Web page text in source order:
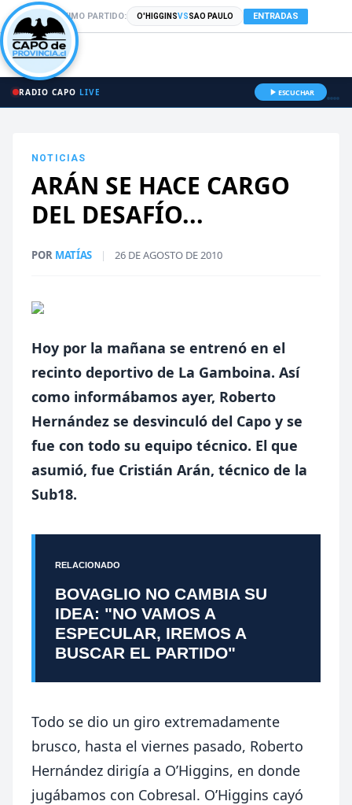
PRÓXIMO PARTIDO: O'HIGGINSVSSAO PAULO ENTRADAS
RADIO CAPO LIVE ESCUCHAR
NOTICIAS
ARÁN SE HACE CARGO
DEL DESAFÍO...
POR MATÍAS | 26 DE AGOSTO DE 2010
Hoy por la mañana se entrenó en el
recinto deportivo de La Gamboina. Así
como informábamos ayer, Roberto
Hernández se desvinculó del Capo y se
fue con todo su equipo técnico. El que
asumió, fue Cristián Arán, técnico de la
Sub18.
RELACIONADO
BOVAGLIO NO CAMBIA SU
IDEA: "NO VAMOS A
ESPECULAR, IREMOS A
BUSCAR EL PARTIDO"
Todo se dio un giro extremadamente
brusco, hasta el viernes pasado, Roberto
Hernández dirigía a O’Higgins, en donde
jugábamos con Cobresal. O’Higgins cayó